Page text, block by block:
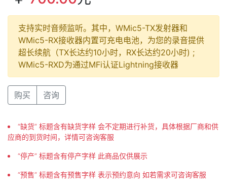
支持实时音频监听。其中，WMic5-TX发射器和
WMic5-RX接收器内置可充电电池，为您的录音提供
超长续航（TX长达约10小时，RX长达约20小时) ;
WMic5-RXD为通过MFi认证Lightning接收器
购买 咨询
“缺货” 标题含有缺货字样 会不定期进行补货，具体根据厂商和供
应商的到货时间，详情可咨询客服
“停产” 标题含有停产字样 此商品仅供展示
“预售” 标题含有预售字样 表示预约意向 如若需求可咨询客服